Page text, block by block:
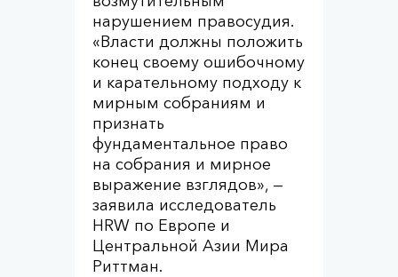
нарушением правосудия.
«Власти должны положить
конец своему ошибочному
и карательному подходу к
мирным собраниям и
признать
фундаментальное право
на собрания и мирное
выражение взглядов», —
заявила исследователь
HRW по Европе и
Центральной Азии Мира
Риттман.